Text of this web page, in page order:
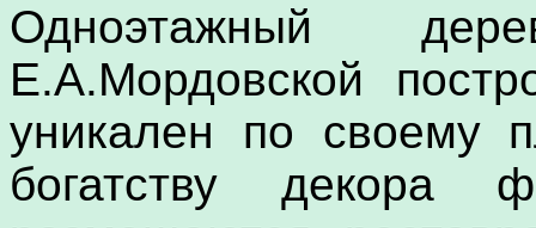
Одноэтажный
Е.А.Мордовской
уникален по своему
богатству